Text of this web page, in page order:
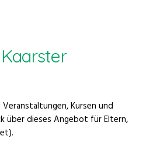
Kursen und
über dieses Angebot für Eltern,